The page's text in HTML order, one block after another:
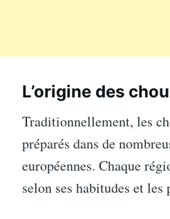
L’origine des
Traditionnellement, les
préparés dans de
européennes. Chaque
selon ses habitudes et